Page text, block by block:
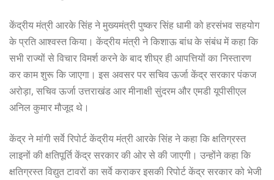
केंद्रीय मंत्री आरके सिंह ने मुख्यमंत्री पुष्कर सिंह धामी को हरसंभव सहयोग
के प्रति आश्वस्त किया। केंद्रीय मंत्री ने किशाऊ बांध के संबंध में कहा कि
सभी राज्यों से विचार विमर्श करने के बाद शीघ्र ही आपत्तियों का निस्तारण
कर काम शुरू कि जाएगा। इस अवसर पर सचिव ऊर्जा केंद्र सरकार पंकज
अरोड़ा, सचिव ऊर्जा उत्तराखंड आर मीनाक्षी सुंदरम और एमडी यूपीसीएल
अनिल कुमार मौजूद थे।
केंद्र ने मांगी सर्वे रिपोर्ट केंद्रीय मंत्री आरके सिंह ने कहा कि क्षतिग्रस्त
लाइनों की क्षतिपूर्ति केंद्र सरकार की ओर से की जाएगी। उन्होंने कहा कि
क्षतिग्रस्त विद्युत टावरों का सर्वे कराकर इसकी रिपोर्ट केंद्र सरकार को भेजी